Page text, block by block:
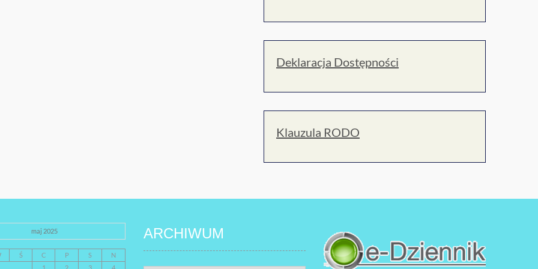
Deklaracja Dostępności
Klauzula RODO
maj 2025
Ś C P S
N
ARCHIWUM